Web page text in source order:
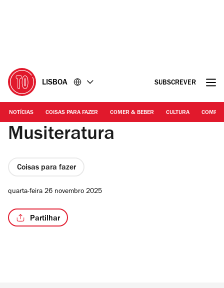
LISBOA SUBSCREVER
NOTÍCIAS COISAS PARA FAZER COMER & BEBER CULTURA
Musiteratura
Coisas para fazer
quarta-feira 26 novembro 2025
Partilhar